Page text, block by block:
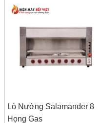
Lò Nướng Salamander 8
Họng Gas